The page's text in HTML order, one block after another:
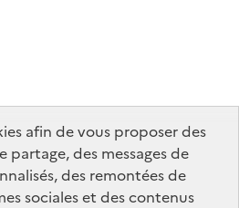
afin de vous proposer des
des messages de
des remontées de
sociales et des contenus
data.gouv.fr